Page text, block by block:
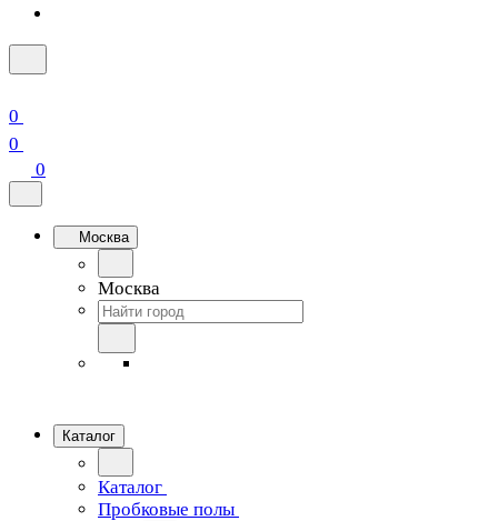
0
0
0
Москва
Москва
Каталог
Каталог
Пробковые полы